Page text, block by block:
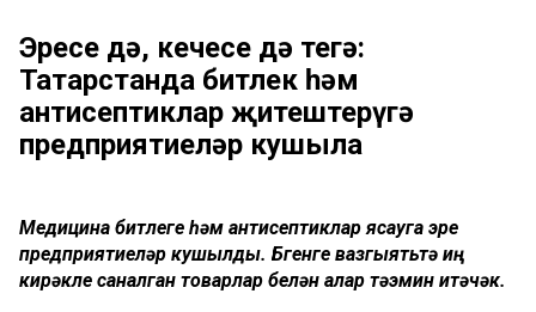
Эресе дә, кечесе дә тегә:
Татарстанда битлек һәм
антисептиклар җитештерүгә
предприятиеләр кушыла
Медицина битлеге һәм антисептиклар ясауга эре
предприятиеләр кушылды. Бүгенге вазгыятьтә иң
кирәкле саналган товарлар белән алар тәэмин итәчәк.